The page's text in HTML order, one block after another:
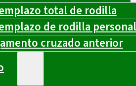
total de rodilla
de rodilla
cruzado anterior